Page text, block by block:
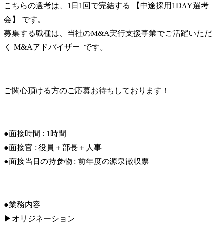
こちらの選考は、1日1回で完結する 【中途採用1DAY選考
会】 です。
募集する職種は、当社のM&A実行支援事業でご活躍いただ
く M&Aアドバイザー  です。
ご関心頂ける方のご応募お待ちしております！
●面接時間 : 1時間
●面接官 : 役員＋部長＋人事
●面接当日の持参物 : 前年度の源泉徴収票
●業務内容
▶オリジネーション